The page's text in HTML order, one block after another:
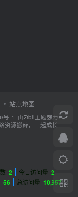
站点地图
号-1 · 由Zibll主题强力
资源搬砖，一起成长
2 今日访问量 2
56 总访问量 10,957